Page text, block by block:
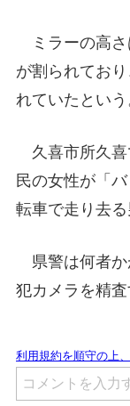
ミラーの高さ
が割られてお
れていたという
久喜市所久喜
民の女性が「
転車で走り去る
県警は何者か
犯カメラを精査